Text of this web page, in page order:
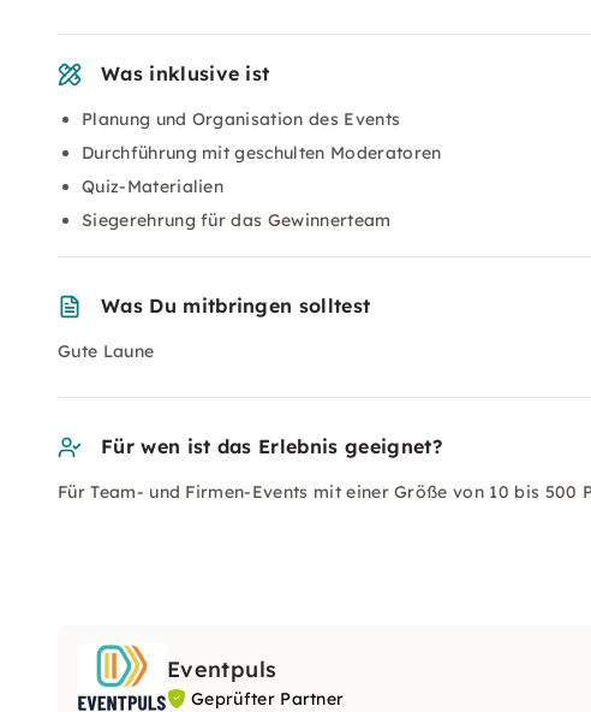
Was inklusive ist
Planung und Organisation des Events
Durchführung mit geschulten Moderatoren
Quiz-Materialien
Siegerehrung für das Gewinnerteam
Was Du mitbringen solltest
Gute Laune
Für wen ist das Erlebnis geeignet?
Für Team- und Firmen-Events mit einer Größe von 10 bis 500
Eventpuls
Geprüfter Partner